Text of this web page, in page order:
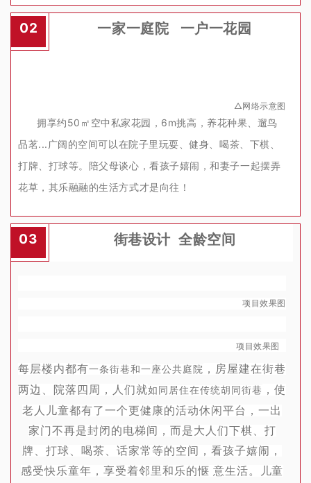
发
02 一家一庭院 一户一花园
△网络示意图
拥享约50 ㎡ 空中私家花园，6m挑高，养花种果、遛鸟
品茗... 广阔的空间可以在院子里玩耍、健身、喝茶、下棋、
打牌、打球等。 陪父母谈心，看孩子嬉闹，和妻子一起摆弄
花草，其乐融融的生活方式才是向往！
03 街巷设计 全龄空间
项目效果图
项目效果图
每层楼内都有一条街巷和一座公共庭院 ，房屋建在街巷
两边、院落四周，人们就如同居住在传统胡同街巷 ， 使
老人儿童都有了一个更健康的活动休闲平台，一出
家门不再是封闭的电梯间，而是大人们下棋、 打
牌、打球、
喝茶、话家常 等的空间 ， 看孩子嬉闹
，
感受快乐童年，享受着邻里和乐的惬 意生活。
儿童